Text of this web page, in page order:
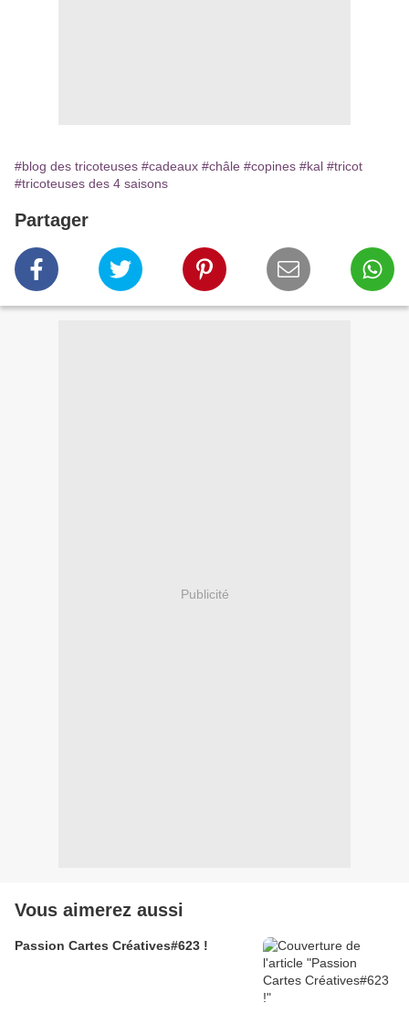
#blog des tricoteuses #cadeaux #châle #copines #kal #tricot
#tricoteuses des 4 saisons
Partager
Publicité
Vous aimerez aussi
Passion Cartes Créatives#623 !